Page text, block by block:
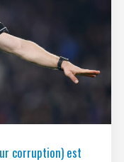
corruption) est